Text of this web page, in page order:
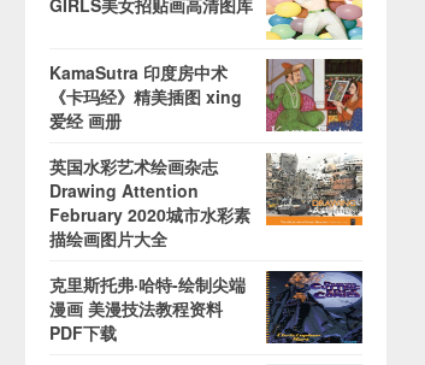
GIRLS美女招贴画高清图库
KamaSutra 印度房中术
《卡玛经》精美插图 xing
爱经 画册
英国水彩艺术绘画杂志
Drawing Attention
February 2020城市水彩素
描绘画图片大全
克里斯托弗·哈特-绘制尖端
漫画 美漫技法教程资料
PDF下载